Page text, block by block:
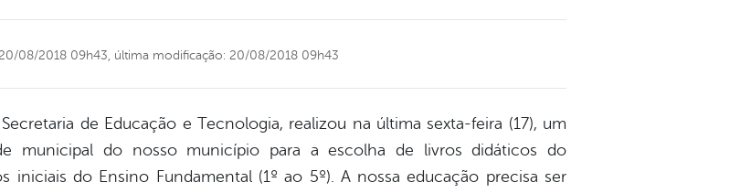
08/2018 09h43, última modificação: 20/08/2018 09h43
de Educação e Tecnologia, realizou na última sexta-feira (17), um
municipal do nosso município para a escolha de livros didáticos do
iniciais do Ensino Fundamental (1º ao 5º). A nossa educação precisa ser